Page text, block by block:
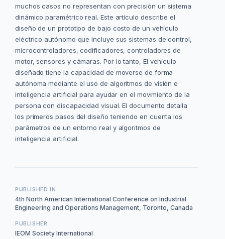
muchos casos no representan con precisión un sistema
dinámico paramétrico real. Este artículo describe el
diseño de un prototipo de bajo costo de un vehículo
eléctrico autónomo que incluye sus sistemas de control,
microcontroladores, codificadores, controladores de
motor, sensores y cámaras. Por lo tanto, El vehículo
diseñado tiene la capacidad de moverse de forma
autónoma mediante el uso de algoritmos de visión e
inteligencia artificial para ayudar en el movimiento de la
persona con discapacidad visual. El documento detalla
los primeros pasos del diseño teniendo en cuenta los
parámetros de un entorno real y algoritmos de
inteligencia artificial.
PUBLISHED IN
4th North American International Conference on Industrial
Engineering and Operations Management, Toronto, Canada
PUBLISHER
IEOM Society International